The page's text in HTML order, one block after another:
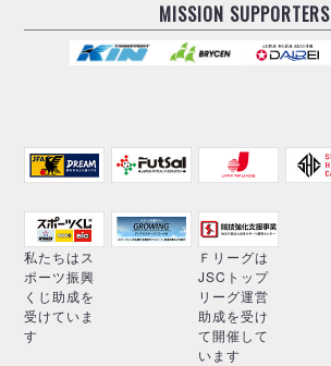
MISSION SUPPORTERS
私たちはス
ポーツ振興
くじ助成を
受けていま
す
Ｆリーグは
JSCトップ
リーグ運営
助成を受け
て開催して
います